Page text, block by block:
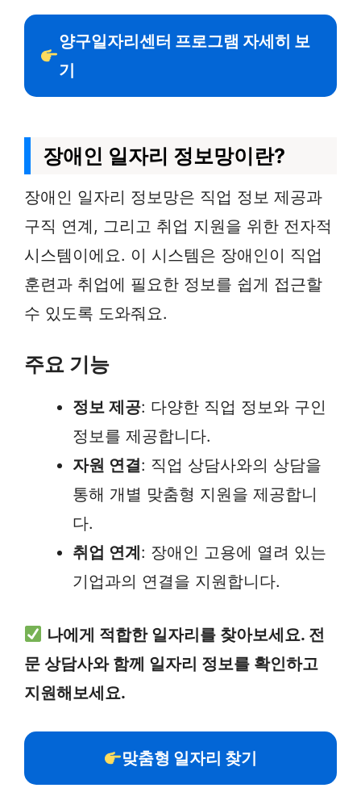
양구일자리센터 프로그램 자세히 보
기
장애인 일자리 정보망이란?
장애인 일자리 정보망은 직업 정보 제공과
구직 연계, 그리고 취업 지원을 위한 전자적
시스템이에요. 이 시스템은 장애인이 직업
훈련과 취업에 필요한 정보를 쉽게 접근할
수 있도록 도와줘요.
주요 기능
정보 제공: 다양한 직업 정보와 구인
정보를 제공합니다.
자원 연결: 직업 상담사와의 상담을
통해 개별 맞춤형 지원을 제공합니
다.
취업 연계: 장애인 고용에 열려 있는
기업과의 연결을 지원합니다.
나에게 적합한 일자리를 찾아보세요. 전
문 상담사와 함께 일자리 정보를 확인하고
지원해보세요.
맞춤형 일자리 찾기